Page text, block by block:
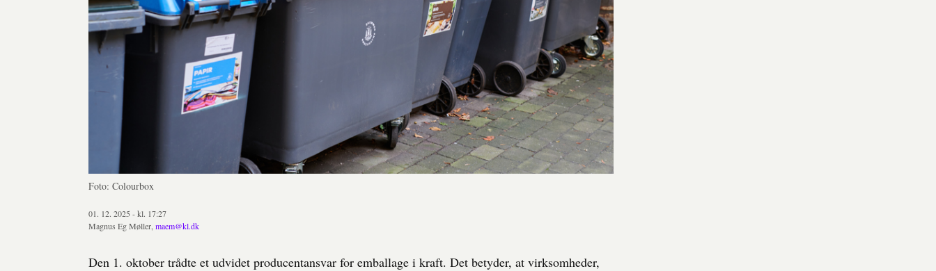
Foto: Colourbox
01. 12. 2025 - kl. 17:27
Magnus Eg Møller, maem@kl.dk
Den 1. oktober trådte et udvidet producentansvar for emballage i kraft. Det betyder, at virksomheder,